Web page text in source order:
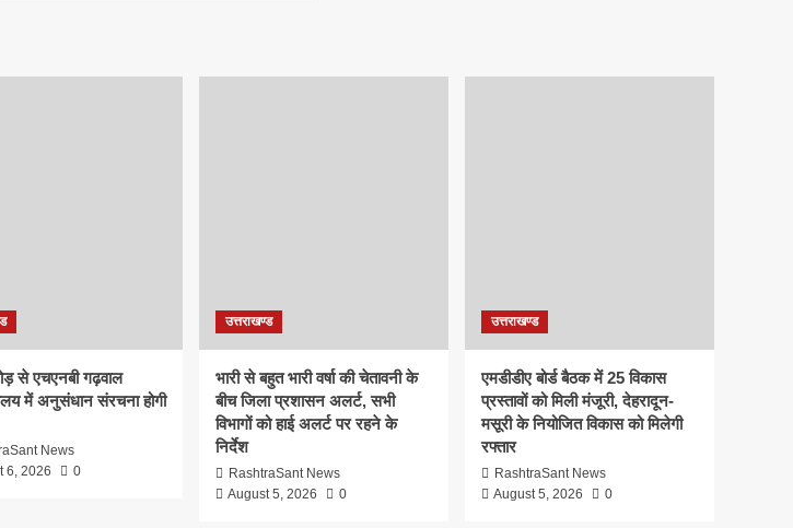
से एचएनबी गढ़वाल
में अनुसंधान संरचना होगी
News
6, 2026
0
उत्तराखण्ड
भारी से बहुत भारी वर्षा की चेतावनी के
बीच जिला प्रशासन अलर्ट, सभी
विभागों को हाई अलर्ट पर रहने के
निर्देश
RashtraSant News
August 5, 2026
0
उत्तराखण्ड
एमडीडीए बोर्ड बैठक में 25 विकास
प्रस्तावों को मिली मंजूरी, देहरादून-
मसूरी के नियोजित विकास को मिलेगी
रफ्तार
RashtraSant News
August 5, 2026
0